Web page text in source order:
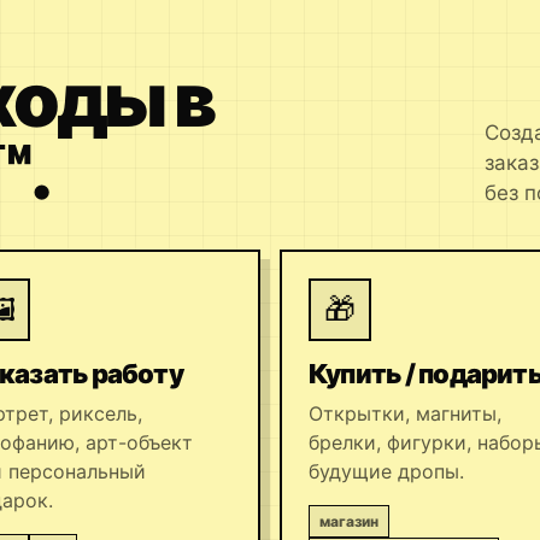
в
без
работу
риксель,
арт-объект
персональный
🎁
Купить /
Открытки, магниты,
брелки, фигурки,
будущие дропы.
магазин